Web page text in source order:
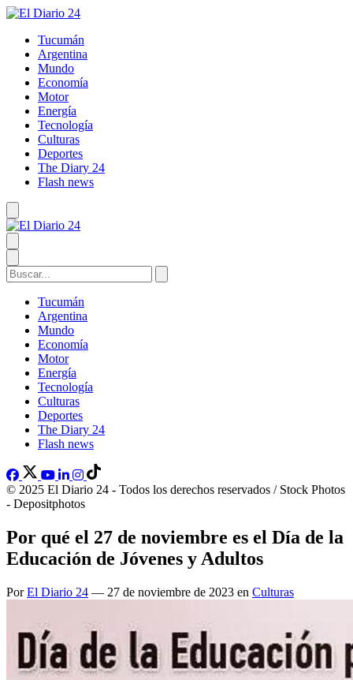
Tucumán
Argentina
Mundo
Economía
Motor
Energía
Tecnología
Culturas
Deportes
The Diary 24
Flash news
Tucumán
Argentina
Mundo
Economía
Motor
Energía
Tecnología
Culturas
Deportes
The Diary 24
Flash news
© 2025 El Diario 24 - Todos los derechos reservados / Stock Photos
- Depositphotos
Por qué el 27 de noviembre es el Día de la
Educación de Jóvenes y Adultos
PorEl Diario 24 — 27 de noviembre de 2023 en Culturas